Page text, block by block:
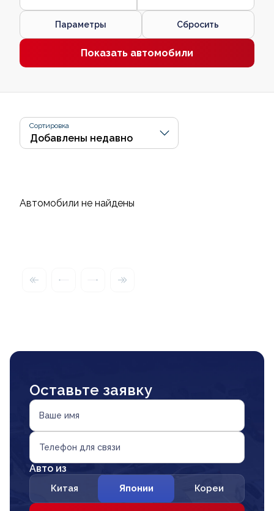
Параметры Сбросить
Показать автомобили
Сортировка
Автомобили не найдены
Оставьте заявку
Ваше имя
Телефон для связи
Авто из
Китая Японии Кореи